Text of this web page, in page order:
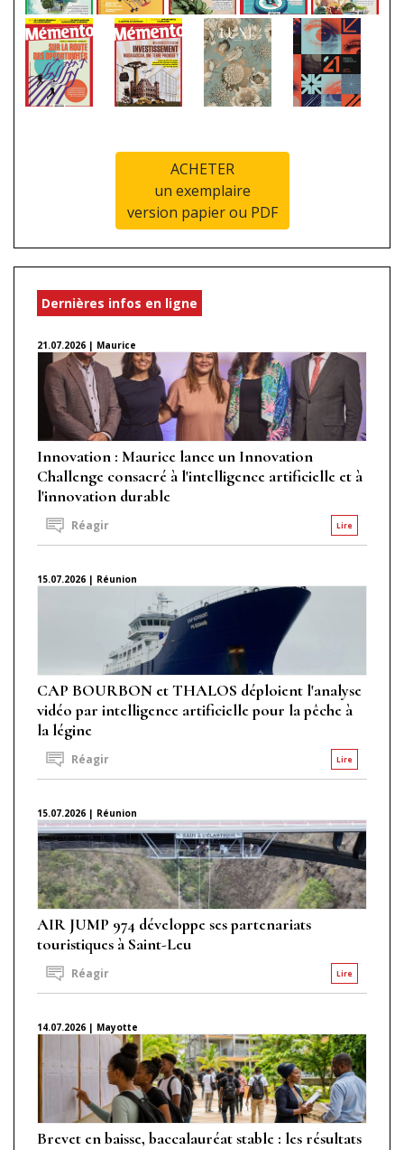
ACHETER
un exemplaire
version papier ou PDF
Dernières infos en ligne
21.07.2026 | Maurice
Innovation : Maurice lance un Innovation
Challenge consacré à l'intelligence artificielle et à
l'innovation durable
Lire
Réagir
15.07.2026 | Réunion
CAP BOURBON et THALOS déploient l'analyse
vidéo par intelligence artificielle pour la pêche à
la légine
Lire
Réagir
15.07.2026 | Réunion
AIR JUMP 974 développe ses partenariats
touristiques à Saint-Leu
Lire
Réagir
14.07.2026 | Mayotte
Brevet en baisse, baccalauréat stable : les résultats